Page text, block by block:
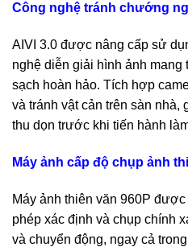
Công nghệ tránh chướng
AIVI 3.0 được nâng cấp sử
nghệ diễn giải hình ảnh
sạch hoàn hảo. Tích hợp
và tránh vật cản trên sàn
thu dọn trước khi tiến hành
Máy ảnh cấp độ chụp ảnh
Máy ảnh thiên văn 960P
phép xác định và chụp chính
và chuyển động, ngay cả